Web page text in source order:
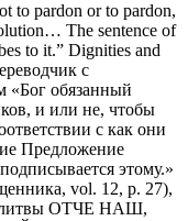
to pardon or to pardon,
The sentence of
to it.” Dignities and
с
«Бог обязанный
и или не, чтобы
с как они
Предложение
этому.»
vol. 12, p. 27),
ОТЧЕ НАШ,